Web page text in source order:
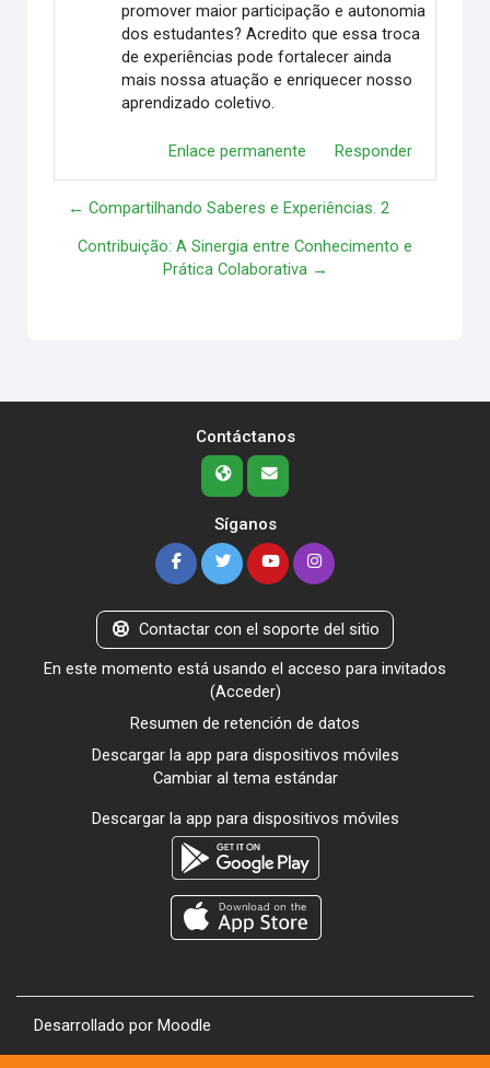
promover maior participação e autonomia
dos estudantes? Acredito que essa troca
de experiências pode fortalecer ainda
mais nossa atuação e enriquecer nosso
aprendizado coletivo.
Enlace permanente Responder
← Compartilhando Saberes e Experiências. 2
Contribuição: A Sinergia entre Conhecimento e
Prática Colaborativa →
Contáctanos
Síganos
Contactar con el soporte del sitio
En este momento está usando el acceso para invitados
(Acceder)
Resumen de retención de datos
Descargar la app para dispositivos móviles
Cambiar al tema estándar
Descargar la app para dispositivos móviles
Desarrollado por Moodle